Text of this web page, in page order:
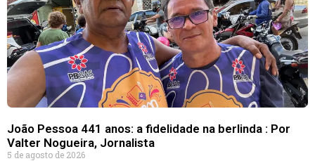
João Pessoa 441 anos: a fidelidade na berlinda : Por
Valter Nogueira, Jornalista
5 de agosto de 2026